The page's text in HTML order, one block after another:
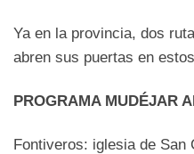
Ya en la provincia, dos
abren sus puertas en
PROGRAMA MUDÉJAR
Fontiveros: iglesia de San